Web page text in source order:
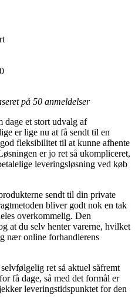
på 50 anmeldelser
dage et stort udvalg af
er lige nu at få sendt til en
fleksibilitet til at kunne afhente
er jo ret så ukompliceret,
leveringsløsning ved køb
sendt til din private
bliver godt nok en tak
overkommelig. Den
at du selv henter varerne, hvilket
nær online forhandlerens
ret så aktuel såfremt
få dage, så med det formål er
leveringstidspunktet for den